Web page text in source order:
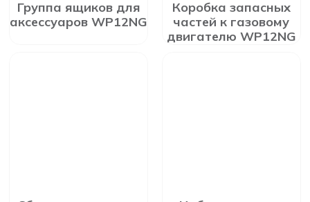
Группа ящиков для
аксессуаров WP12NG
Коробка запасных
частей к газовому
двигателю WP12NG